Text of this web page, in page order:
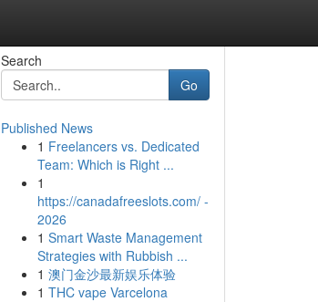
Search
Go
Published News
1 Freelancers vs. Dedicated
Team: Which is Right ...
1
https://canadafreeslots.com/ -
2026
1 Smart Waste Management
Strategies with Rubbish ...
1 澳门金沙最新娱乐体验
1 THC vape Varcelona